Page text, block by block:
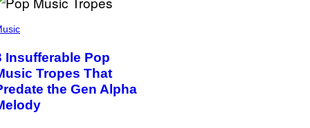
Insufferable Pop
Tropes That
the Gen Alpha